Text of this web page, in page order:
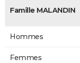
Famille MALANDIN
Hommes
Femmes